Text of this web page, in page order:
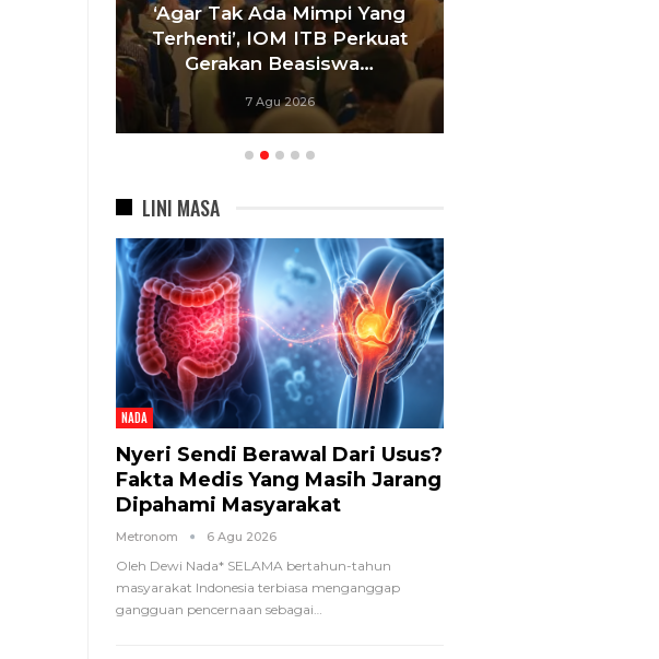
‘Agar Tak Ada Mimpi Yang
Terhenti’, IOM ITB Perkuat
Gerakan Beasiswa…
7 Agu 2026
LINI MASA
NADA
Nyeri Sendi Berawal Dari Usus?
Fakta Medis Yang Masih Jarang
Dipahami Masyarakat
Metronom 6 Agu 2026
Oleh Dewi Nada* SELAMA bertahun-tahun
masyarakat Indonesia terbiasa menganggap
gangguan pencernaan sebagai…